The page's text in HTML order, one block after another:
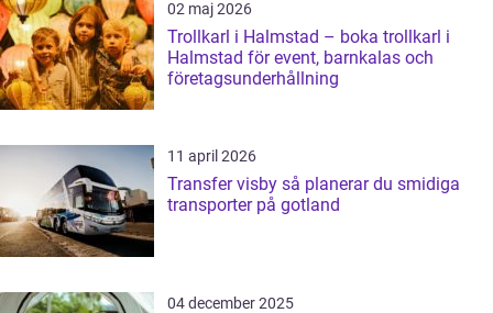
02 maj 2026
Trollkarl i Halmstad – boka trollkarl i
Halmstad för event, barnkalas och
företagsunderhållning
11 april 2026
Transfer visby så planerar du smidiga
transporter på gotland
04 december 2025